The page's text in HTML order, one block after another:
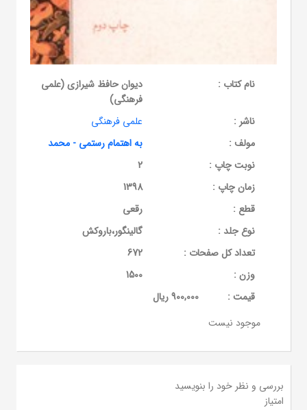
نام کتاب :
دیوان حافظ شیرازی (علمی
فرهنگی)
ناشر :
علمی فرهنگی
مولف :
به اهتمام رستمی - محمد
نوبت چاپ :
2
زمان چاپ :
1398
قطع :
رقعی
نوع جلد :
گالینگور،باروکش
تعداد کل صفحات :
672
وزن :
1500
قيمت :
900,000 ریال
موجود نیست
بررسی و نظر خود را بنویسید
امتیاز